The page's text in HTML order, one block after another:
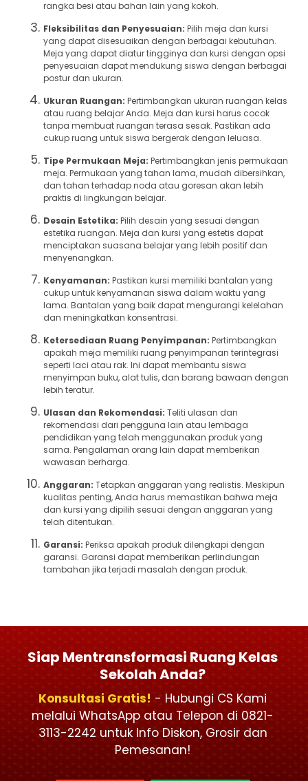
rangka besi atau bahan lain yang kokoh.
Fleksibilitas dan Penyesuaian: Pilih meja dan kursi
yang dapat disesuaikan dengan berbagai kebutuhan.
Meja yang dapat diatur tingginya dan kursi dengan opsi
penyesuaian dapat mendukung siswa dengan berbagai
postur dan ukuran.
Ukuran Ruangan: Pertimbangkan ukuran ruangan kelas
atau ruang belajar Anda. Meja dan kursi harus cocok
tanpa membuat ruangan terasa sesak. Pastikan ada
cukup ruang untuk siswa bergerak dengan leluasa.
Tipe Permukaan Meja: Pertimbangkan jenis permukaan
meja. Permukaan yang tahan lama, mudah dibersihkan,
dan tahan terhadap noda atau goresan akan lebih
praktis di lingkungan belajar.
Desain Estetika: Pilih desain yang sesuai dengan
estetika ruangan. Meja dan kursi yang estetis dapat
menciptakan suasana belajar yang lebih positif dan
menyenangkan.
Kenyamanan: Pastikan kursi memiliki bantalan yang
cukup untuk kenyamanan siswa dalam waktu yang
lama. Bantalan yang baik dapat mengurangi kelelahan
dan meningkatkan konsentrasi.
Ketersediaan Ruang Penyimpanan: Pertimbangkan
apakah meja memiliki ruang penyimpanan terintegrasi
seperti laci atau rak. Ini dapat membantu siswa
menyimpan buku, alat tulis, dan barang bawaan dengan
lebih teratur.
Ulasan dan Rekomendasi: Teliti ulasan dan
rekomendasi dari pengguna lain atau lembaga
pendidikan yang telah menggunakan produk yang
sama. Pengalaman orang lain dapat memberikan
wawasan berharga.
Anggaran: Tetapkan anggaran yang realistis. Meskipun
kualitas penting, Anda harus memastikan bahwa meja
dan kursi yang dipilih sesuai dengan anggaran yang
telah ditentukan.
Garansi: Periksa apakah produk dilengkapi dengan
garansi. Garansi dapat memberikan perlindungan
tambahan jika terjadi masalah dengan produk.
Siap Mentransformasi Ruang Kelas
Sekolah Anda?
Konsultasi Gratis! - Hubungi CS Kami
melalui WhatsApp atau Telepon di 0821-
3113-2242 untuk Info Diskon, Grosir dan
Pemesanan!